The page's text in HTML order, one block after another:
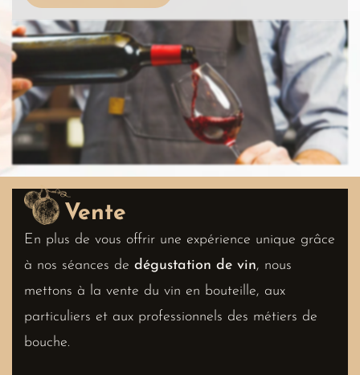
Vente
En plus de vous offrir une expérience unique grâce
à nos séances de dégustation de vin, nous
mettons à la vente du vin en bouteille, aux
particuliers et aux professionnels des métiers de
bouche.